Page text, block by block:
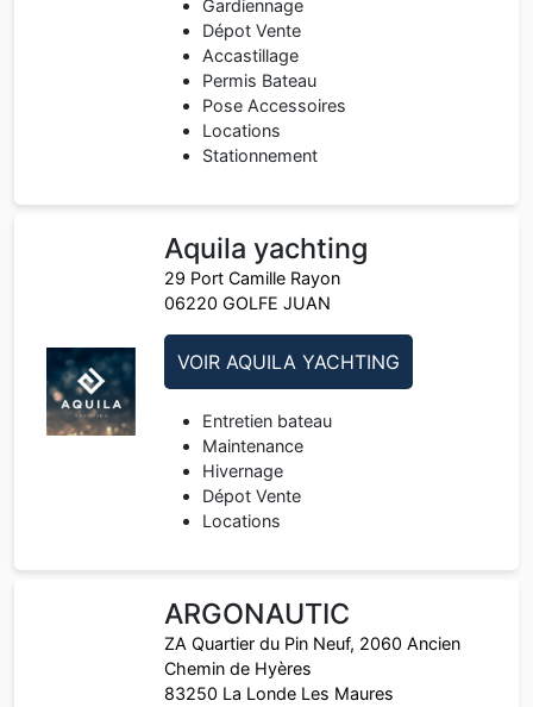
Gardiennage
Dépot Vente
Accastillage
Permis Bateau
Pose Accessoires
Locations
Stationnement
Aquila yachting
29 Port Camille Rayon
06220 GOLFE JUAN
VOIR AQUILA YACHTING
Entretien bateau
Maintenance
Hivernage
Dépot Vente
Locations
ARGONAUTIC
ZA Quartier du Pin Neuf, 2060 Ancien
Chemin de Hyères
83250 La Londe Les Maures